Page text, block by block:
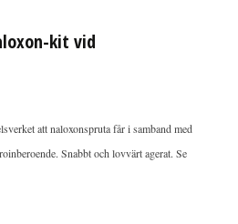
kit vid
att naloxonspruta får i samband med
Snabbt och lovvärt agerat. Se